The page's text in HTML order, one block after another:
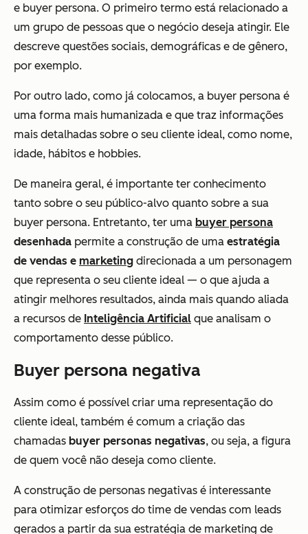
e buyer persona. O primeiro termo está relacionado a
um grupo de pessoas que o negócio deseja atingir. Ele
descreve questões sociais, demográficas e de gênero,
por exemplo.
Por outro lado, como já colocamos, a buyer persona é
uma forma mais humanizada e que traz informações
mais detalhadas sobre o seu cliente ideal, como nome,
idade, hábitos e hobbies.
De maneira geral, é importante ter conhecimento
tanto sobre o seu público-alvo quanto sobre a sua
buyer persona. Entretanto, ter uma buyer persona
desenhada permite a construção de uma estratégia
de vendas e marketing direcionada a um personagem
que representa o seu cliente ideal — o que ajuda a
atingir melhores resultados, ainda mais quando aliada
a recursos de Inteligência Artificial que analisam o
comportamento desse público.
Buyer persona negativa
Assim como é possível criar uma representação do
cliente ideal, também é comum a criação das
chamadas buyer personas negativas, ou seja, a figura
de quem você não deseja como cliente.
A construção de personas negativas é interessante
para otimizar esforços do time de vendas com leads
gerados a partir da sua estratégia de marketing de